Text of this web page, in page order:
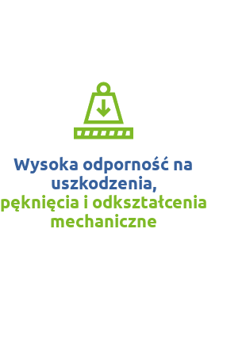
Wysoka odporność na
uszkodzenia,
pęknięcia i odkształcenia
mechaniczne